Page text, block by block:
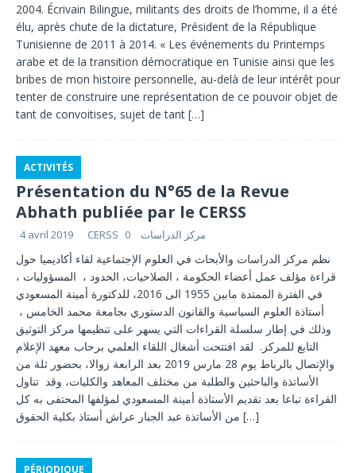
2004. Écrivain Bilingue, militants des droits de l’homme, il a été
élu, après chute de la dictature, Président de la République
Tunisienne de 2011 à 2014. « Les événements du Printemps
arabe et de la transition démocratique en Tunisie ainsi que les
bribes de mon histoire personnelle, au-delà de leur intérêt pour
tenter de construire une représentation de ce pouvoir objet de
tant de convoitises, sujet de tant […]
ACTIVITÉS
Présentation du N°65 de la Revue
Abhath publiée par le CERSS
4 avril 2019 CERSS مركز الدراسات 0
نظم مركز الدراسات والأبحاث في العلوم الإجتماعية لقاء أكاديميا حول
قراءة مؤلف عمل أعضاء الحكومة ، الصلاحيات، الحدود ، المسؤوليات ،
في الفترة الممتدة مابين 1955 الى 2016، للدكتورة أمينة المسعودي
أستاذة العلوم السياسية والقانون الدستوري بجامعة محمد الخامس ،
وذلك في إطار سلسلة القراءات التي يسهر على تنظيمها مركز التوثيق
التابع للمركز. لقد افتتحت أشغال اللقاء العلمي برحاب معهد الإعلام
والإتصال بالرباط يوم 28 مارس 2019 بعد الرابعة زوالا، بحضور ثلة من
الأساتذة والباحثين والطلبة من مختلف المعاهد والكليات، وقد تناول
القراءة تباعا بعد تقديم الأستاذة أمينة المسعودي لمؤلفها المحتفى به كل
[…]
PÉRIODIQUE